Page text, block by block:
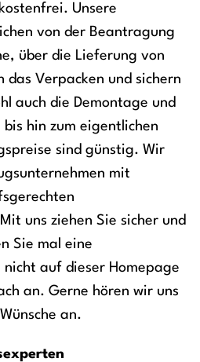
Unsere
von der Beantragung
über die Lieferung von
das Verpacken und sichern
auch die Demontage und
hin zum eigentlichen
sind günstig. Wir
mit
uns ziehen Sie sicher und
Sie mal eine
nicht auf dieser Homepage
an. Gerne hören wir uns
an.